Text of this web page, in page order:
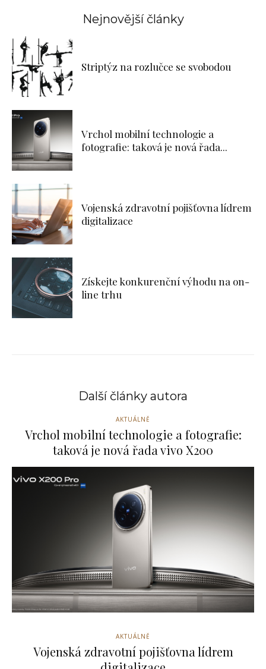
Nejnovější články
Striptýz na rozlučce se svobodou
Vrchol mobilní technologie a
fotografie: taková je nová řada...
Vojenská zdravotní pojišťovna lídrem
digitalizace
Získejte konkurenční výhodu na on-
line trhu
Další články autora
AKTUÁLNĚ
Vrchol mobilní technologie a fotografie:
taková je nová řada vivo X200
AKTUÁLNĚ
Vojenská zdravotní pojišťovna lídrem